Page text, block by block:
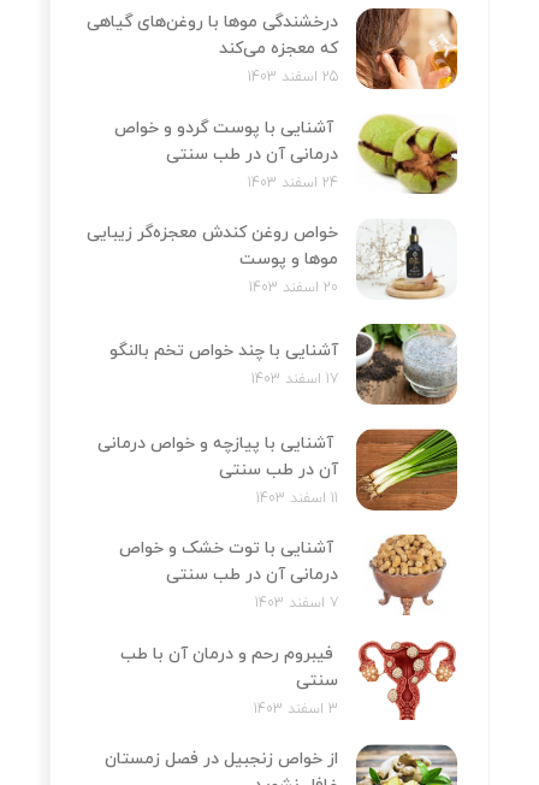
درخشندگی موها با روغن‌های گیاهی
که معجزه می‌کند
25 اسفند 1403
آشنایی با پوست گردو و خواص
درمانی آن در طب سنتی
24 اسفند 1403
خواص روغن کندش معجزه‌‌گر زیبایی
موها و پوست
20 اسفند 1403
آشنایی با چند خواص تخم بالنگو
17 اسفند 1403
آشنایی با پیازچه و خواص درمانی
آن در طب سنتی
11 اسفند 1403
آشنایی با توت خشک و خواص
درمانی آن در طب سنتی
7 اسفند 1403
فیبروم رحم و درمان آن با طب
سنتی
3 اسفند 1403
از خواص زنجبیل در فصل زمستان